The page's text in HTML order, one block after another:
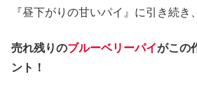
『昼下がりの甘いパイ』に引き続
売れ残りのブルーベリーパイがこの
ント！